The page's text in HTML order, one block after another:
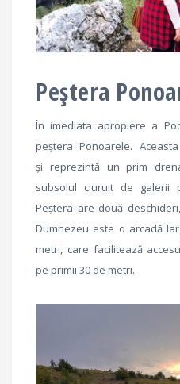
Peștera
În imediata apropiere a
peștera Ponoarele.
și reprezintă un prim
subsolul ciuruit de galerii
Peștera are două
Dumnezeu este o arcadă
metri, care facilitează
pe primii 30 de metri.